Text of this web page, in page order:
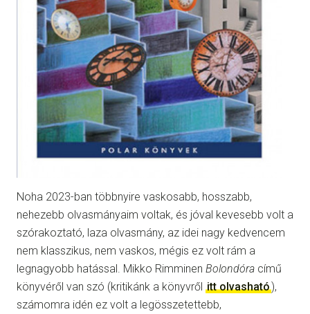
Noha 2023-ban többnyire vaskosabb, hosszabb,
nehezebb olvasmányaim voltak, és jóval kevesebb volt a
szórakoztató, laza olvasmány, az idei nagy kedvencem
nem klasszikus, nem vaskos, mégis ez volt rám a
legnagyobb hatással. Mikko Rimminen Bolondóra című
könyvéről van szó (kritikánk a könyvről itt olvasható),
számomra idén ez volt a legösszetettebb,